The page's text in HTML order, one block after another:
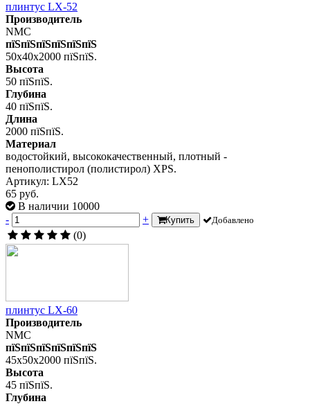
плинтус LX-52
Производитель
NMC
пїЅпїЅпїЅпїЅпїЅпїЅ
50x40x2000 пїЅпїЅ.
Высота
50 пїЅпїЅ.
Глубина
40 пїЅпїЅ.
Длина
2000 пїЅпїЅ.
Материал
водостойкий, высококачественный, плотный -
пенополистирол (полистирол) XPS.
Артикул: LX52
65 руб.
В наличии 10000
-
+ Купить Добавлено
(0)
плинтус LX-60
Производитель
NMC
пїЅпїЅпїЅпїЅпїЅпїЅ
45x50x2000 пїЅпїЅ.
Высота
45 пїЅпїЅ.
Глубина